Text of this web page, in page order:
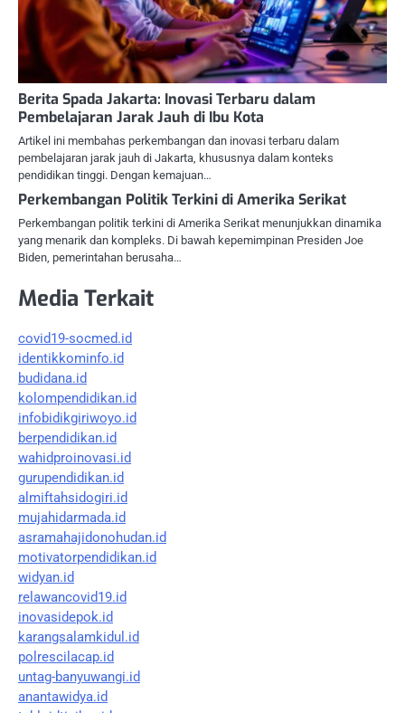
Berita Spada Jakarta: Inovasi Terbaru dalam
Pembelajaran Jarak Jauh di Ibu Kota
Artikel ini membahas perkembangan dan inovasi terbaru dalam
pembelajaran jarak jauh di Jakarta, khususnya dalam konteks
pendidikan tinggi. Dengan kemajuan…
Perkembangan Politik Terkini di Amerika Serikat
Perkembangan politik terkini di Amerika Serikat menunjukkan dinamika
yang menarik dan kompleks. Di bawah kepemimpinan Presiden Joe
Biden, pemerintahan berusaha…
Media Terkait
covid19-socmed.id
identikkominfo.id
budidana.id
kolompendidikan.id
infobidikgiriwoyo.id
berpendidikan.id
wahidproinovasi.id
gurupendidikan.id
almiftahsidogiri.id
mujahidarmada.id
asramahajidonohudan.id
motivatorpendidikan.id
widyan.id
relawancovid19.id
inovasidepok.id
karangsalamkidul.id
polrescilacap.id
untag-banyuwangi.id
anantawidya.id